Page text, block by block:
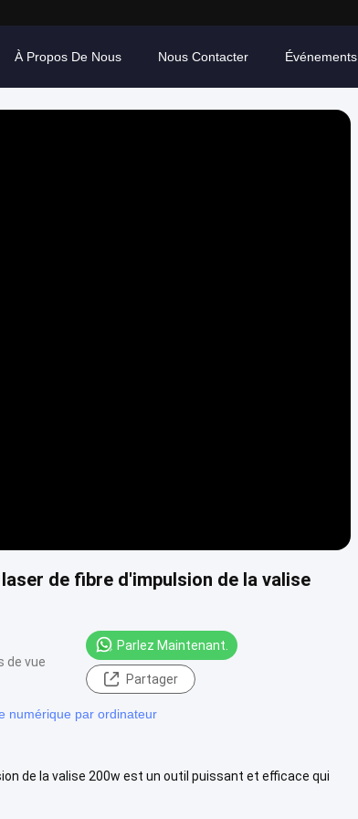
À Propos De Nous Nous Contacter Événements
de fibre d'impulsion de la valise
de vue
Parlez Maintenant.
Partager
numérique par ordinateur
de la valise 200w est un outil puissant et efficace qui